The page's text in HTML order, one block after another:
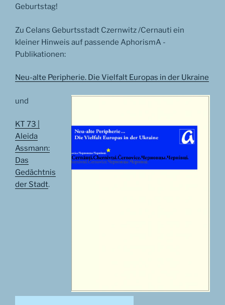
Geburtstag!
Zu Celans Geburtsstadt Czernwitz /Cernauti ein
kleiner Hinweis auf passende AphorismA -
Publikationen:
Neu-alte Peripherie. Die Vielfalt Europas in der Ukraine
und
KT 73 |
Aleida
Assmann:
Das
Gedächtnis
der Stadt.